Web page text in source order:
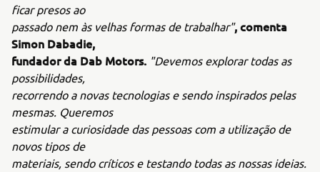
ficar presos ao
passado nem às velhas formas de trabalhar", comenta
Simon Dabadie,
fundador da Dab Motors. "Devemos explorar todas as
possibilidades,
recorrendo a novas tecnologias e sendo inspirados pelas
mesmas. Queremos
estimular a curiosidade das pessoas com a utilização de
novos tipos de
materiais, sendo críticos e testando todas as nossas ideias.